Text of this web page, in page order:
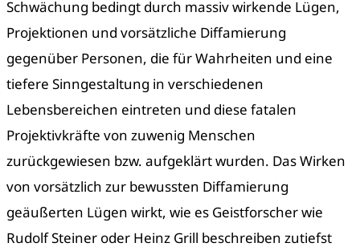
Schwächung bedingt durch massiv wirkende Lügen,
Projektionen und vorsätzliche Diffamierung
gegenüber Personen, die für Wahrheiten und eine
tiefere Sinngestaltung in verschiedenen
Lebensbereichen eintreten und diese fatalen
Projektivkräfte von zuwenig Menschen
zurückgewiesen bzw. aufgeklärt wurden. Das Wirken
von vorsätzlich zur bewussten Diffamierung
geäußerten Lügen wirkt, wie es Geistforscher wie
Rudolf Steiner oder Heinz Grill beschreiben zutiefst